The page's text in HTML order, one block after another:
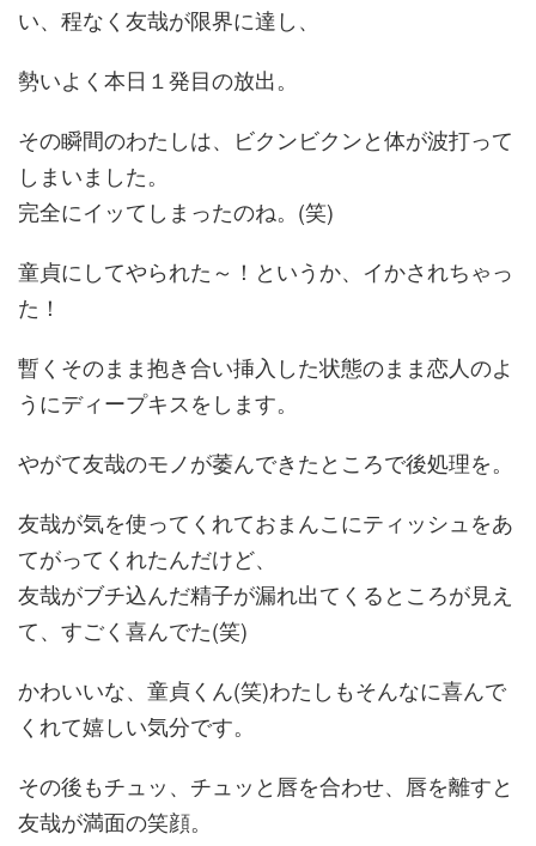
い、程なく友哉が限界に達し、
勢いよく本日１発目の放出。
その瞬間のわたしは、ビクンビクンと体が波打って
しまいました。
完全にイッてしまったのね。(笑)
童貞にしてやられた～！というか、イかされちゃっ
た！
暫くそのまま抱き合い挿入した状態のまま恋人のよ
うにディープキスをします。
やがて友哉のモノが萎んできたところで後処理を。
友哉が気を使ってくれておまんこにティッシュをあ
てがってくれたんだけど、
友哉がブチ込んだ精子が漏れ出てくるところが見え
て、すごく喜んでた(笑)
かわいいな、童貞くん(笑)わたしもそんなに喜んで
くれて嬉しい気分です。
その後もチュッ、チュッと唇を合わせ、唇を離すと
友哉が満面の笑顔。